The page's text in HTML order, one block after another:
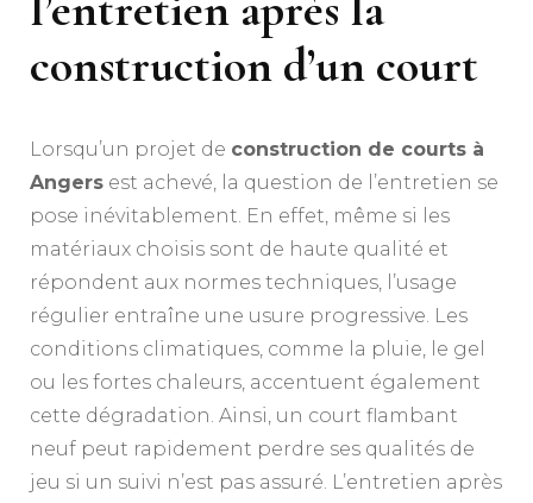
construction d’un court
Lorsqu’un projet de construction de courts à
Angers est achevé, la question de l’entretien se
pose inévitablement. En effet, même si les
matériaux choisis sont de haute qualité et
répondent aux normes techniques, l’usage
régulier entraîne une usure progressive. Les
conditions climatiques, comme la pluie, le gel
ou les fortes chaleurs, accentuent également
cette dégradation. Ainsi, un court flambant
neuf peut rapidement perdre ses qualités de
jeu si un suivi n’est pas assuré. L’entretien après